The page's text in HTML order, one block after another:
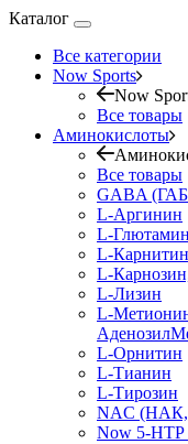
Каталог
Все категории
Now Sports
Now
Все товары
Аминокислоты
Все товары
GABA
L-Аргинин
L-
L-
L-
L-Лизин
L-
L-Орнитин
L-Тианин
L-Тирозин
NAC (НАК,
Now 5-HTP